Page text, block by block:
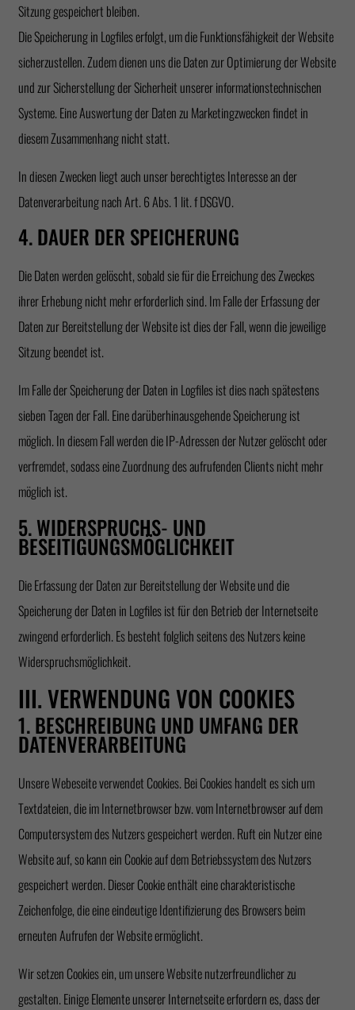
Sitzung gespeichert bleiben.
Die Speicherung in Logfiles erfolgt, um die Funktionsfähigkeit der Website
sicherzustellen. Zudem dienen uns die Daten zur Optimierung der Website
und zur Sicherstellung der Sicherheit unserer informationstechnischen
Systeme. Eine Auswertung der Daten zu Marketingzwecken findet in
diesem Zusammenhang nicht statt.
In diesen Zwecken liegt auch unser berechtigtes Interesse an der
Datenverarbeitung nach Art. 6 Abs. 1 lit. f DSGVO.
4. DAUER DER SPEICHERUNG
Die Daten werden gelöscht, sobald sie für die Erreichung des Zweckes
ihrer Erhebung nicht mehr erforderlich sind. Im Falle der Erfassung der
Daten zur Bereitstellung der Website ist dies der Fall, wenn die jeweilige
Sitzung beendet ist.
Im Falle der Speicherung der Daten in Logfiles ist dies nach spätestens
sieben Tagen der Fall. Eine darüberhinausgehende Speicherung ist
möglich. In diesem Fall werden die IP-Adressen der Nutzer gelöscht oder
verfremdet, sodass eine Zuordnung des aufrufenden Clients nicht mehr
möglich ist.
5. WIDERSPRUCHS- UND
BESEITIGUNGSMÖGLICHKEIT
Die Erfassung der Daten zur Bereitstellung der Website und die
Speicherung der Daten in Logfiles ist für den Betrieb der Internetseite
zwingend erforderlich. Es besteht folglich seitens des Nutzers keine
Widerspruchsmöglichkeit.
III. VERWENDUNG VON COOKIES
1. BESCHREIBUNG UND UMFANG DER
DATENVERARBEITUNG
Unsere Webeseite verwendet Cookies. Bei Cookies handelt es sich um
Textdateien, die im Internetbrowser bzw. vom Internetbrowser auf dem
Computersystem des Nutzers gespeichert werden. Ruft ein Nutzer eine
Website auf, so kann ein Cookie auf dem Betriebssystem des Nutzers
gespeichert werden. Dieser Cookie enthält eine charakteristische
Zeichenfolge, die eine eindeutige Identifizierung des Browsers beim
erneuten Aufrufen der Website ermöglicht.
Wir setzen Cookies ein, um unsere Website nutzerfreundlicher zu
gestalten. Einige Elemente unserer Internetseite erfordern es, dass der